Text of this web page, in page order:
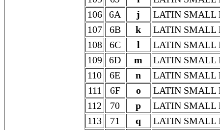
106
6A j
LATIN SMALL
107
6B k
LATIN SMALL
108
6C l
LATIN SMALL
109
6D m
LATIN SMALL
110
6E n
LATIN SMALL
111
6F o
LATIN SMALL
112
70 p
LATIN SMALL
113
71 q
LATIN SMALL